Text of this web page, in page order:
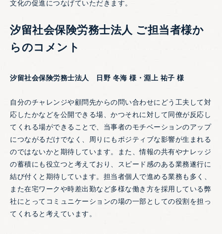
文化の促進につなげていただきます。
汐留社会保険労務士法人 ご担当者様か
らのコメント
汐留社会保険労務士法人 日野 冬海 様・淵上 祐子 様
自分のチャレンジや顧問先からの問い合わせにどう工夫して対
応したかなどを公開できる場、かつそれに対して同僚が反応し
てくれる場ができることで、当事者のモチベーションのアップ
につながるだけでなく、周りにもポジティブな影響が生まれる
のではないかと期待しています。また、情報の共有やナレッジ
の蓄積にも役立つと考えており、スピード感のある業務遂行に
結び付くと期待しています。担当者個人で進める業務も多く、
また在宅ワークや時差出勤など多様な働き方を採用している弊
社にとってコミュニケーションの場の一部としての役割を担っ
てくれると考えています。